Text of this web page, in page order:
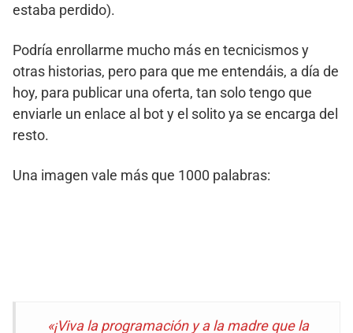
estaba perdido).
Podría enrollarme mucho más en tecnicismos y
otras historias, pero para que me entendáis, a día de
hoy, para publicar una oferta, tan solo tengo que
enviarle un enlace al bot y el solito ya se encarga del
resto.
Una imagen vale más que 1000 palabras:
«¡Viva la programación y a la madre que la